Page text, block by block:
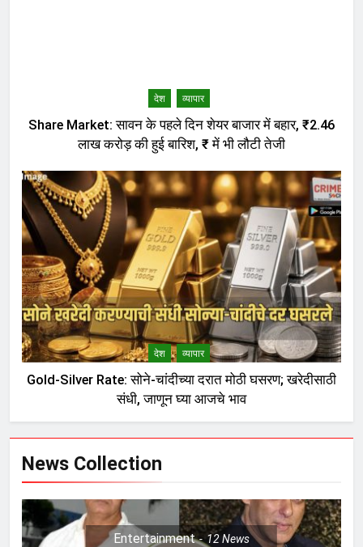
देश व्यापार
Share Market: सावन के पहले दिन शेयर बाजार में बहार, ₹2.46
लाख करोड़ की हुई बारिश, ₹ में भी लौटी तेजी
देश व्यापार
Gold-Silver Rate: सोने-चांदीच्या दरात मोठी घसरण; खरेदीसाठी
संधी, जाणून घ्या आजचे भाव
News Collection
Entertainment 12News